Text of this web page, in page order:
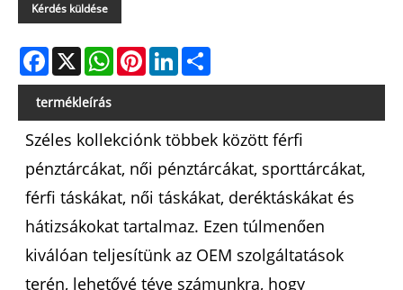
Kérdés küldése
Facebook
X WhatsAppPinterestLinkedIn
termékleírás
Széles kollekciónk többek között férfi
pénztárcákat, női pénztárcákat, sporttárcákat,
férfi táskákat, női táskákat, deréktáskákat és
hátizsákokat tartalmaz. Ezen túlmenően
kiválóan teljesítünk az OEM szolgáltatások
terén, lehetővé téve számunkra, hogy